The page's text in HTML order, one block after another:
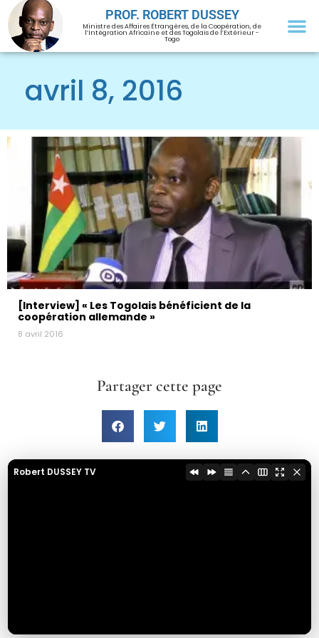
PROF. ROBERT DUSSEY
Ministre des Affaires Étrangères, de la Coopération, de
l’Intégration Africaine et des Togolais de l’Extérieur -
Togo
avril 8, 2016
[Interview] « Les Togolais bénéficient de la
coopération allemande »
8 avril 2016
Partager cette page
Robert DUSSEY TV